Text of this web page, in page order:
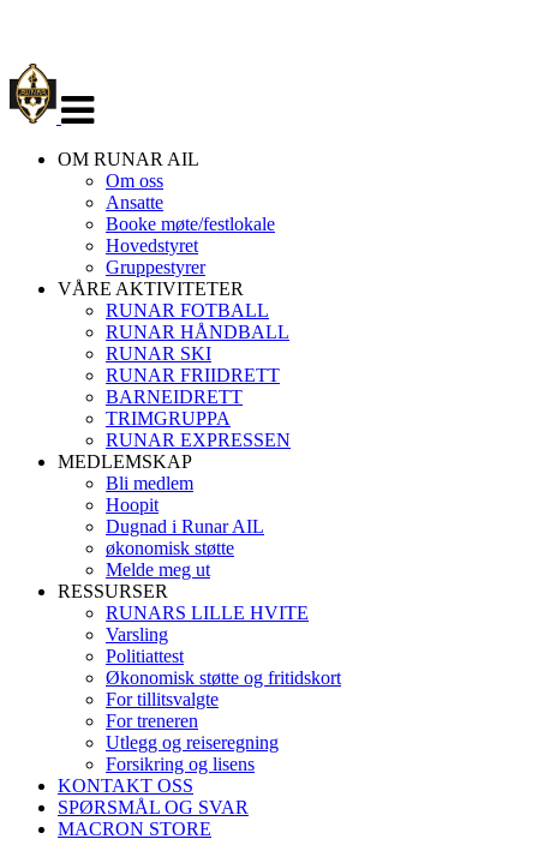
navigasjon
OM RUNAR AIL
Om oss
Ansatte
Booke møte/festlokale
Hovedstyret
Gruppestyrer
VÅRE AKTIVITETER
RUNAR FOTBALL
RUNAR HÅNDBALL
RUNAR SKI
RUNAR FRIIDRETT
BARNEIDRETT
TRIMGRUPPA
RUNAR EXPRESSEN
MEDLEMSKAP
Bli medlem
Hoopit
Dugnad i Runar AIL
økonomisk støtte
Melde meg ut
RESSURSER
RUNARS LILLE HVITE
Varsling
Politiattest
Økonomisk støtte og fritidskort
For tillitsvalgte
For treneren
Utlegg og reiseregning
Forsikring og lisens
KONTAKT OSS
SPØRSMÅL OG SVAR
MACRON STORE